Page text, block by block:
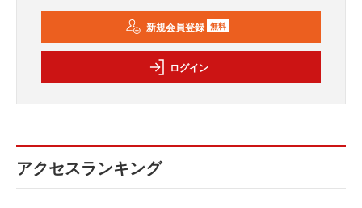
新規会員登録 無料
ログイン
アクセスランキング